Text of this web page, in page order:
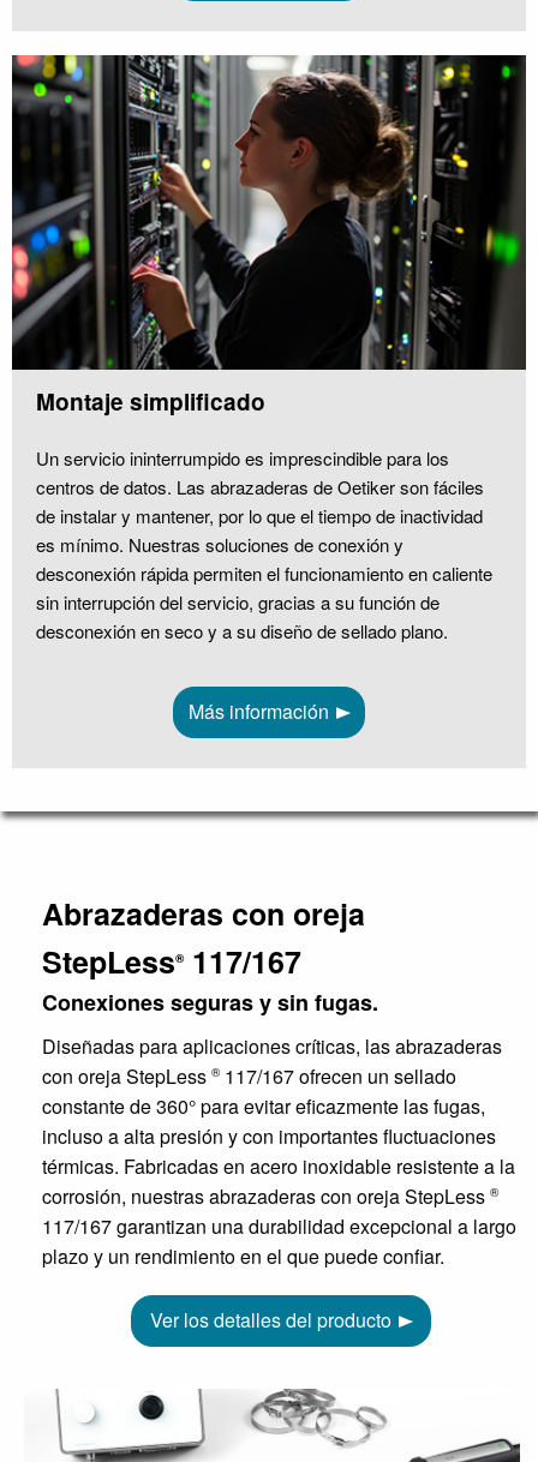
Montaje simplificado
Un servicio ininterrumpido es imprescindible para los
centros de datos. Las abrazaderas de Oetiker son fáciles
de instalar y mantener, por lo que el tiempo de inactividad
es mínimo. Nuestras soluciones de conexión y
desconexión rápida permiten el funcionamiento en caliente
sin interrupción del servicio, gracias a su función de
desconexión en seco y a su diseño de sellado plano.
Más información
Abrazaderas con oreja
StepLess®117/167
Conexiones seguras y sin fugas.
Diseñadas para aplicaciones críticas, las abrazaderas
con oreja StepLess ®117/167 ofrecen un sellado
constante de 360° para evitar eficazmente las fugas,
incluso a alta presión y con importantes fluctuaciones
térmicas. Fabricadas en acero inoxidable resistente a la
corrosión, nuestras abrazaderas con oreja StepLess ®
117/167 garantizan una durabilidad excepcional a largo
plazo y un rendimiento en el que puede confiar.
Ver los detalles del producto